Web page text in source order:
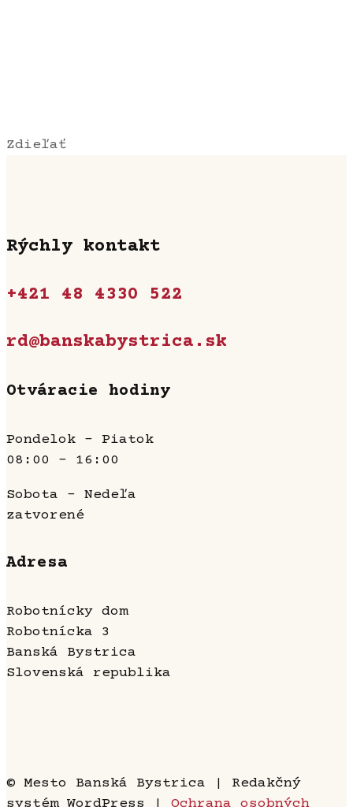
Zdieľať
Rýchly kontakt
+421 48 4330 522
rd@banskabystrica.sk
Otváracie hodiny
Pondelok - Piatok
08:00 - 16:00
Sobota - Nedeľa
zatvorené
Adresa
Robotnícky dom
Robotnícka 3
Banská Bystrica
Slovenská republika
© Mesto Banská Bystrica | Redakčný